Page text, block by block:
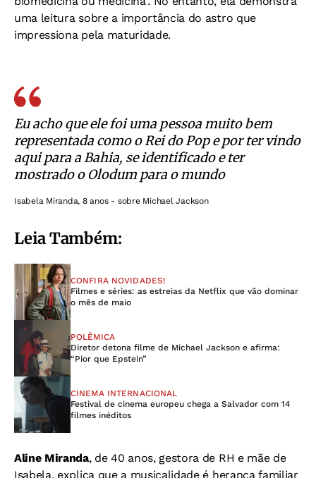
uma leitura sobre a importância do astro que
impressiona pela maturidade.
Eu acho que ele foi uma pessoa muito bem
representada como o Rei do Pop e por ter vindo
aqui para a Bahia, se identificado e ter
mostrado o Olodum para o mundo
Isabela Miranda, 8 anos - sobre Michael Jackson
Leia Também:
CONFIRA NOVIDADES!
Filmes e séries: as estreias da Netflix que vão dominar
o mês de maio
POLÊMICA
Diretor detona filme de Michael Jackson e afirma:
“Pior que Epstein”
CINEMA INTERNACIONAL
Festival de cinema europeu chega a Salvador com 14
filmes inéditos
Aline Miranda, de 40 anos, gestora de RH e mãe de
Isabela, explica que a musicalidade é herança familiar